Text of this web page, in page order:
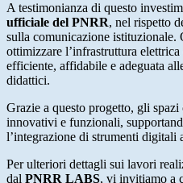
A testimonianza di questo
ufficiale del PNRR, nel rispetto
sulla comunicazione istituzionale.
ottimizzare l’infrastruttura
efficiente, affidabile e adeguata
didattici.
Grazie a questo progetto, gli
innovativi e funzionali,
l’integrazione di strumenti digitali
Per ulteriori dettagli sui lavori
dal PNRR LABS, vi invitiamo a